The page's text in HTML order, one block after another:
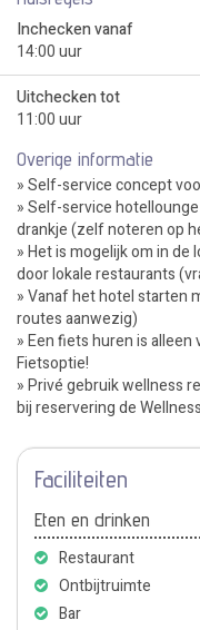
Inchecken vanaf
14:00 uur
Uitchecken tot
11:00 uur
Overige informatie
» Self-service concept
» Self-service
drankje (zelf noteren op
» Het is mogelijk om in
door lokale restaurants
» Vanaf het hotel starten
routes aanwezig)
» Een fiets huren is
Fietsoptie!
» Privé gebruik wellness
bij reservering de
Faciliteiten
Eten en drinken
Restaurant
Ontbijtruimte
Bar